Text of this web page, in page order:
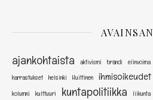
ajankohtaista aktivismi brändi elinvoima
harrastukset
helsinki Huittinen ihmisoikeudet
kolumni
kulttuuri kuntapolitiikka liikunta